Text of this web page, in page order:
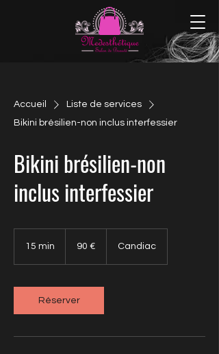
Accueil
Liste de services
Bikini brésilien-non inclus interfessier
Bikini brésilien-non
inclus interfessier
15 min
i
n
90 € Candiac
Réserver